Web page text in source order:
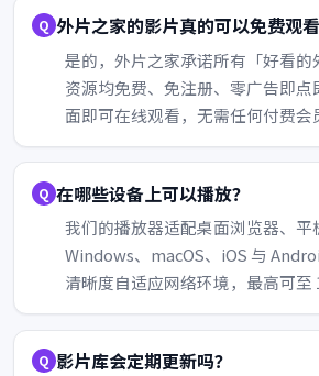
外片之家的影片真的可以免费观看
是的，外片之家承诺所有「好看的
资源均免费、免注册、零广告即
面即可在线观看，无需任何付费会
在哪些设备上可以播放？
我们的播放器适配桌面浏览器、平
Windows、macOS、iOS 与
清晰度自适应网络环境，最高可至
影片库会定期更新吗？